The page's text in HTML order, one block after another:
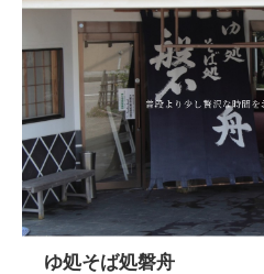
ゆ処そば処磐舟